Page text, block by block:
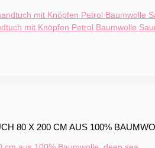
mit Knöpfen Petrol Baumwolle
80 X 200 CM AUS 100%